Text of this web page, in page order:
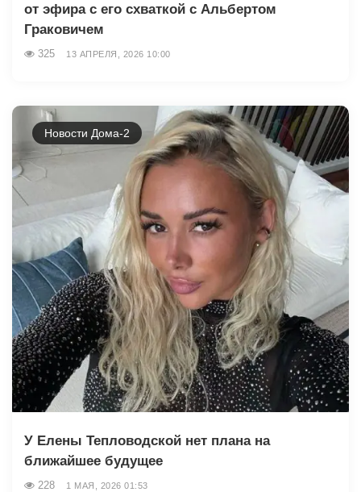
от эфира с его схваткой с Альбертом
Граковичем
325 13 АПРЕЛЯ, 2026 10:00
Новости Дома-2
У Елены Тепловодской нет плана на
ближайшее будущее
228 1 МАЯ, 2026 01:53